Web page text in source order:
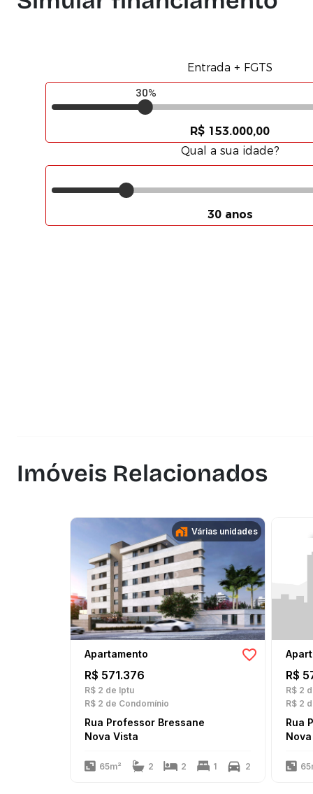
Imóveis Relacionados
Várias unidades
Apartamento
R$ 571.376
R$ 2 de Iptu
R$ 2 de Condomínio
Rua Professor Bressane
Nova Vista
65m² 2 2 1 2
R$
R$ 2
R$ 2
Rua